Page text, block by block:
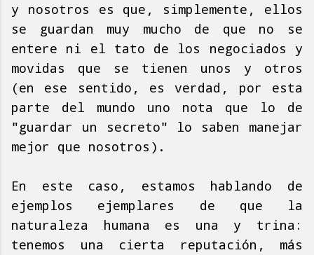
y nosotros es que, simplemente, ellos
se guardan muy mucho de que no se
entere ni el tato de los negociados y
movidas que se tienen unos y otros
(en ese sentido, es verdad, por esta
parte del mundo uno nota que lo de
"guardar un secreto" lo saben manejar
mejor que nosotros).
En este caso, estamos hablando de
ejemplos ejemplares de que la
naturaleza humana es una y trina:
tenemos una cierta reputación, más